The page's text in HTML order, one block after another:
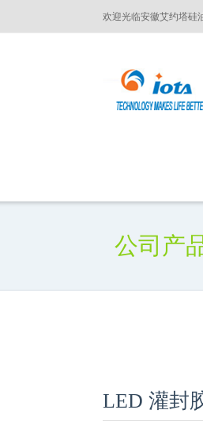
欢迎光临安徽艾约塔硅
公司产
LED 灌封